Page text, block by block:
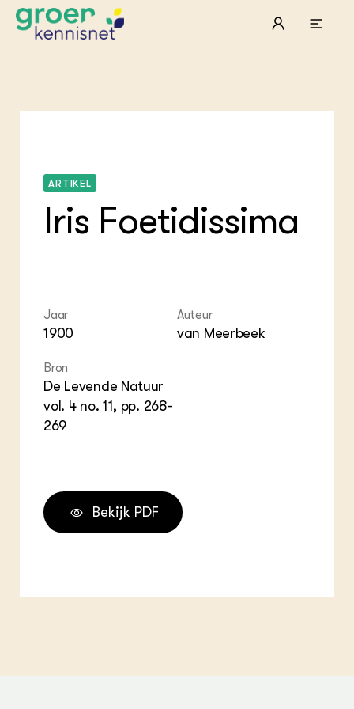
ARTIKEL
Iris Foetidissima
Jaar
1900
Auteur
van Meerbeek
Bron
De Levende Natuur
vol. 4 no. 11, pp. 268-
269
Bekijk PDF